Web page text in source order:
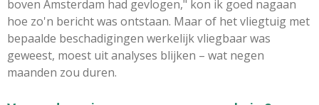
boven Amsterdam had gevlogen," kon ik goed nagaan
hoe zo'n bericht was ontstaan. Maar of het vliegtuig met
bepaalde beschadigingen werkelijk vliegbaar was
geweest, moest uit analyses blijken – wat negen
maanden zou duren.